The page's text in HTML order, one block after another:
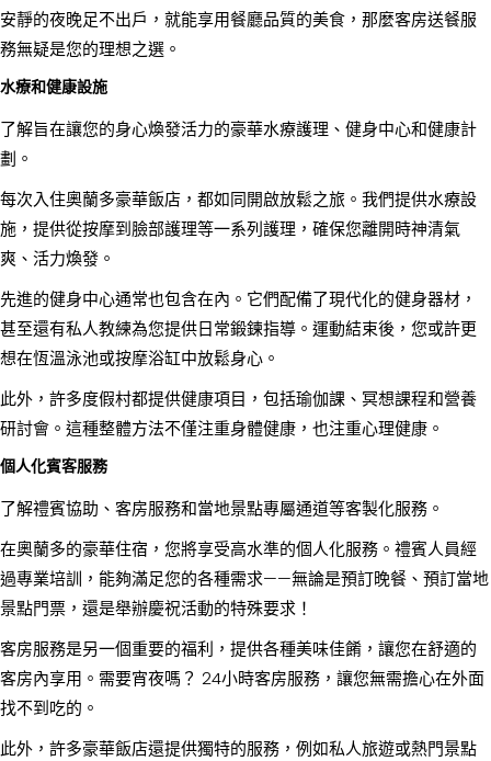
安靜的夜晚足不出戶，就能享用餐廳品質的美食，那麼客房送餐服
務無疑是您的理想之選。
水療和健康設施
了解旨在讓您的身心煥發活力的豪華水療護理、健身中心和健康計
劃。
每次入住奧蘭多豪華飯店，都如同開啟放鬆之旅。我們提供水療設
施，提供從按摩到臉部護理等一系列護理，確保您離開時神清氣
爽、活力煥發。
先進的健身中心通常也包含在內。它們配備了現代化的健身器材，
甚至還有私人教練為您提供日常鍛鍊指導。運動結束後，您或許更
想在恆溫泳池或按摩浴缸中放鬆身心。
此外，許多度假村都提供健康項目，包括瑜伽課、冥想課程和營養
研討會。這種整體方法不僅注重身體健康，也注重心理健康。
個人化賓客服務
了解禮賓協助、客房服務和當地景點專屬通道等客製化服務。
在奧蘭多的豪華住宿，您將享受高水準的個人化服務。禮賓人員經
過專業培訓，能夠滿足您的各種需求——無論是預訂晚餐、預訂當地
景點門票，還是舉辦慶祝活動的特殊要求！
客房服務是另一個重要的福利，提供各種美味佳餚，讓您在舒適的
客房內享用。需要宵夜嗎？ 24小時客房服務，讓您無需擔心在外面
找不到吃的。
此外，許多豪華飯店還提供獨特的服務，例如私人旅遊或熱門景點